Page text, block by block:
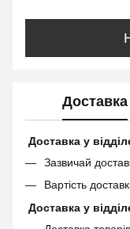
Доставка
Доставка у
Зазвичай
Вартість
Доставка у